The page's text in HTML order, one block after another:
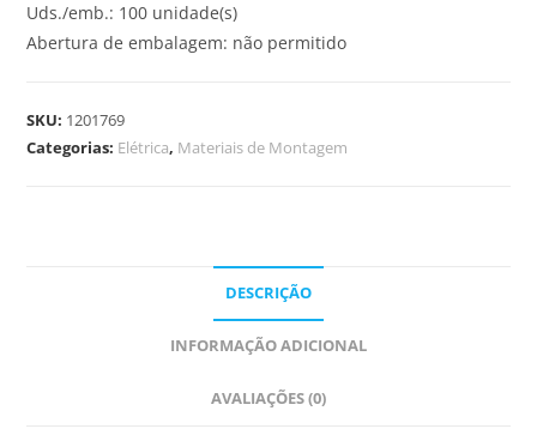
Uds./emb.: 100 unidade(s)
Abertura de embalagem: não permitido
SKU: 1201769
Categorias: Elétrica, Materiais de Montagem
DESCRIÇÃO
INFORMAÇÃO ADICIONAL
AVALIAÇÕES (0)